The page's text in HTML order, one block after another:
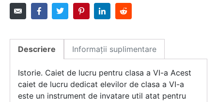
Descriere Informații suplimentare
Istorie. Caiet de lucru pentru clasa a VI-a Acest
caiet de lucru dedicat elevilor de clasa a VI-a
este un instrument de invatare util atat pentru